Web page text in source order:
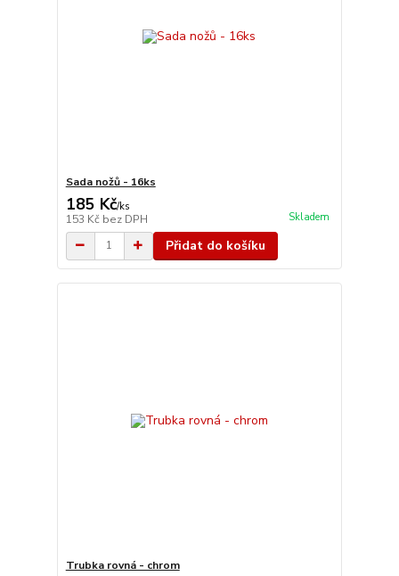
Sada nožů - 16ks
185 Kč/ks
153 Kč bez DPH Skladem
Přidat do košíku
Trubka rovná - chrom